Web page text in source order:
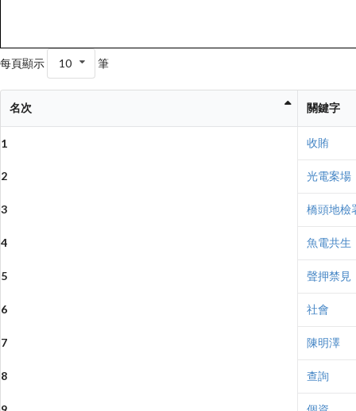
每頁顯示 10 筆
名次 關鍵字
1 收賄
2 光電案場
3 橋頭地檢
4 魚電共生
5 聲押禁見
6 社會
7 陳明澤
8 查詢